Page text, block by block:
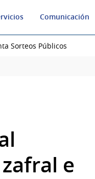
Comunicación
Sorteos Públicos
e